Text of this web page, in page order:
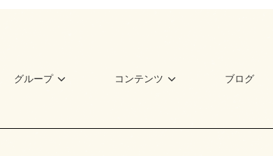
グループ コンテンツ ブログ